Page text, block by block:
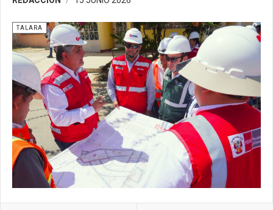
TALARA